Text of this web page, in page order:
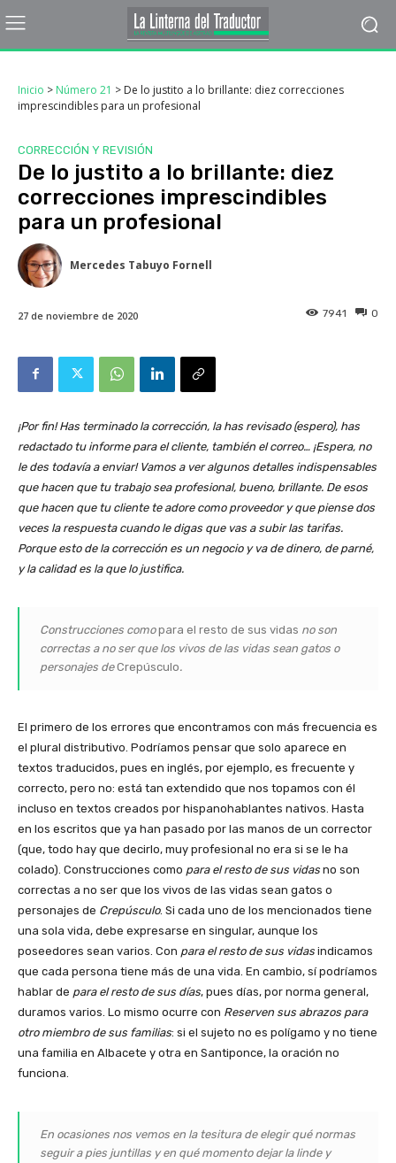
Inicio > Número 21 > De lo justito a lo brillante: diez correcciones
imprescindibles para un profesional
CORRECCIÓN Y REVISIÓN
De lo justito a lo brillante: diez
correcciones imprescindibles
para un profesional
Mercedes Tabuyo Fornell
27 de noviembre de 2020 0
7941
¡Por fin! Has terminado la corrección, la has revisado (espero), has
redactado tu informe para el cliente, también el correo… ¡Espera, no
le des todavía a enviar! Vamos a ver algunos detalles indispensables
que hacen que tu trabajo sea profesional, bueno, brillante. De esos
que hacen que tu cliente te adore como proveedor y que piense dos
veces la respuesta cuando le digas que vas a subir las tarifas.
Porque esto de la corrección es un negocio y va de dinero, de parné,
y la calidad es la que lo justifica.
Construcciones comopara el resto de sus vidas no son
correctas a no ser que los vivos de las vidas sean gatos o
personajes deCrepúsculo.
El primero de los errores que encontramos con más frecuencia es
el plural distributivo. Podríamos pensar que solo aparece en
textos traducidos, pues en inglés, por ejemplo, es frecuente y
correcto, pero no: está tan extendido que nos topamos con él
incluso en textos creados por hispanohablantes nativos. Hasta
en los escritos que ya han pasado por las manos de un corrector
(que, todo hay que decirlo, muy profesional no era si se le ha
colado). Construcciones como para el resto de sus vidas no son
correctas a no ser que los vivos de las vidas sean gatos o
personajes de Crepúsculo. Si cada uno de los mencionados tiene
una sola vida, debe expresarse en singular, aunque los
poseedores sean varios. Con para el resto de sus vidas indicamos
que cada persona tiene más de una vida. En cambio, sí podríamos
hablar de para el resto de sus días, pues días, por norma general,
duramos varios. Lo mismo ocurre con Reserven sus abrazos para
otro miembro de sus familias: si el sujeto no es polígamo y no tiene
una familia en Albacete y otra en Santiponce, la oración no
funciona.
En ocasiones nos vemos en la tesitura de elegir qué normas
seguir a pies juntillas y en qué momento dejar la linde y